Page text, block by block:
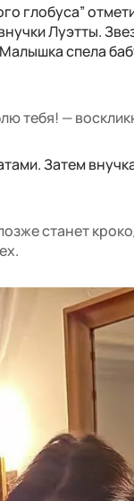
глобуса”
Луэтты.
спела
тебя! —
Затем
станет